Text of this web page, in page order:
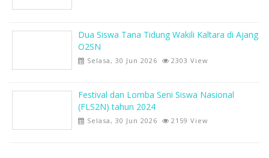
Dua Siswa Tana Tidung Wakili Kaltara di Ajang
O2SN
Selasa, 30 Jun 2026 2303 View
Festival dan Lomba Seni Siswa Nasional
(FLS2N) tahun 2024
Selasa, 30 Jun 2026 2159 View